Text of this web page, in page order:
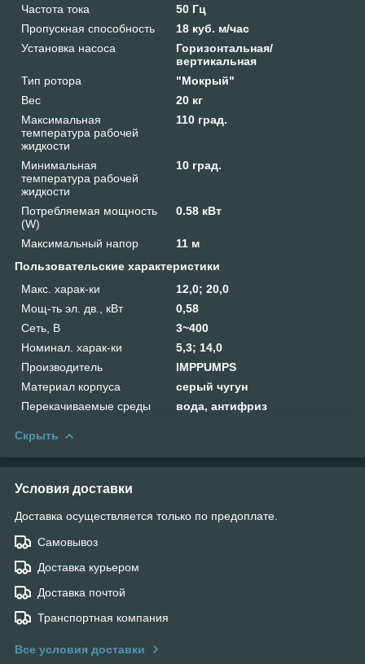
Частота тока
50 Гц
Пропускная способность
18 куб. м/час
Установка насоса
Горизонтальная/
вертикальная
Тип ротора
"Мокрый"
Вес
20 кг
Максимальная
температура рабочей
жидкости
110 град.
Минимальная
температура рабочей
жидкости
10 град.
Потребляемая мощность
(W)
0.58 кВт
Максимальный напор
11 м
Пользовательские характеристики
Макс. харак-ки
12,0; 20,0
Мощ-ть эл. дв., кВт
0,58
Сеть, В
3~400
Номинал. харак-ки
5,3; 14,0
Производитель
IMPPUMPS
Материал корпуса
серый чугун
Перекачиваемые среды
вода, антифриз
Скрыть
Условия доставки
Доставка осуществляется только по предоплате.
Самовывоз
Доставка курьером
Доставка почтой
Транспортная компания
Все условия доставки